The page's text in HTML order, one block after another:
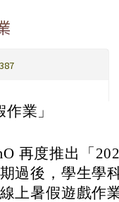
業」
再度推出「
過後，學生學
上暑假遊戲作